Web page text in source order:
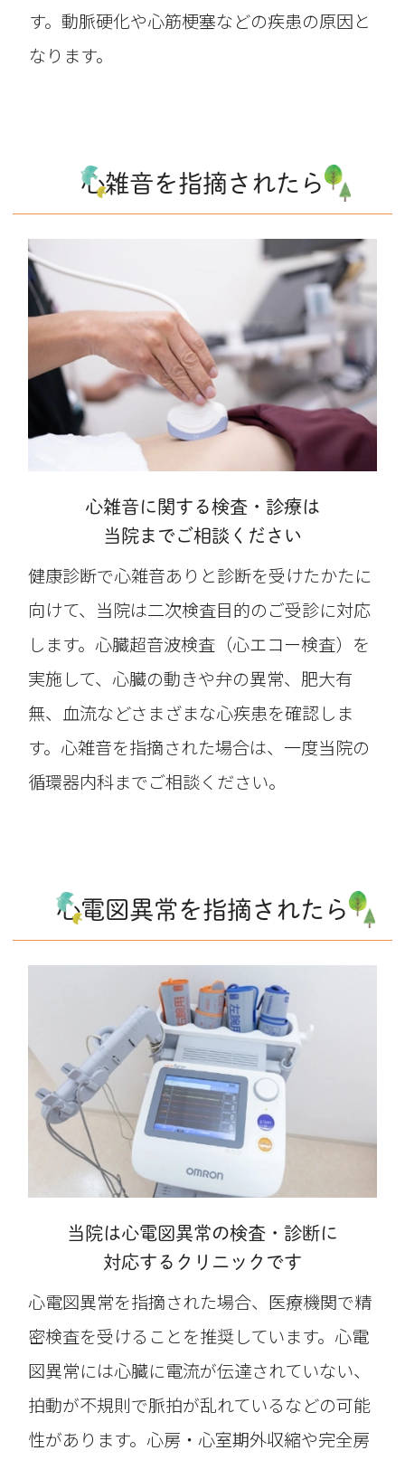
す。動脈硬化や心筋梗塞などの疾患の原因と
なります。
心雑音を指摘されたら
心雑音に関する検査・診療は
当院までご相談ください
健康診断で心雑音ありと診断を受けたかたに
向けて、当院は二次検査目的のご受診に対応
します。心臓超音波検査（心エコー検査）を
実施して、心臓の動きや弁の異常、肥大有
無、血流などさまざまな心疾患を確認しま
す。心雑音を指摘された場合は、一度当院の
循環器内科までご相談ください。
心電図異常を指摘されたら
当院は心電図異常の検査・診断に
対応するクリニックです
心電図異常を指摘された場合、医療機関で精
密検査を受けることを推奨しています。心電
図異常には心臓に電流が伝達されていない、
拍動が不規則で脈拍が乱れているなどの可能
性があります。心房・心室期外収縮や完全房